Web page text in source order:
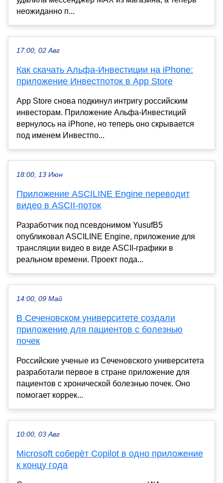
неожиданно п...
17:00, 02 Авг
Как скачать Альфа-Инвестиции на iPhone:
приложение Инвестпоток в App Store
App Store снова подкинул интригу российским
инвесторам. Приложение Альфа-Инвестиций
вернулось на iPhone, но теперь оно скрывается
под именем Инвестпо...
18:00, 13 Июн
Приложение ASCILINE Engine переводит
видео в ASCII-поток
Разработчик под псевдонимом YusufB5
опубликовал ASCILINE Engine, приложение для
трансляции видео в виде ASCII-графики в
реальном времени. Проект пода...
14:00, 09 Май
В Сеченовском университете создали
приложение для пациентов с болезнью
почек
Российские ученые из Сеченовского университета
разработали первое в стране приложение для
пациентов с хронической болезнью почек. Оно
помогает коррек...
10:00, 03 Авг
Microsoft соберёт Copilot в одно приложение
к концу года